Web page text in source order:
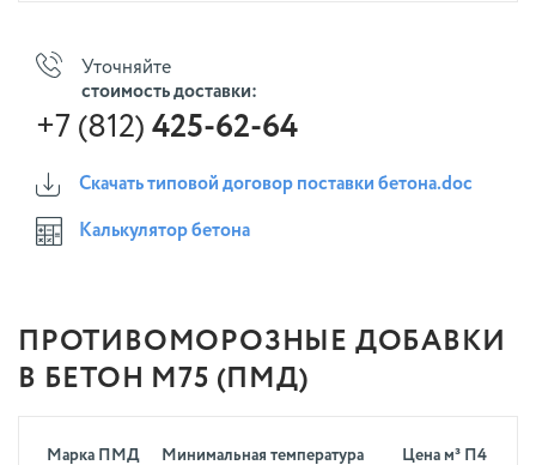
Уточняйте
стоимость доставки:
+7 (812) 425-62-64
Скачать типовой договор поставки бетона.doc
Калькулятор бетона
ПРОТИВОМОРОЗНЫЕ ДОБАВКИ
В БЕТОН М75 (ПМД)
Марка ПМД Минимальная температура Цена м³ П4